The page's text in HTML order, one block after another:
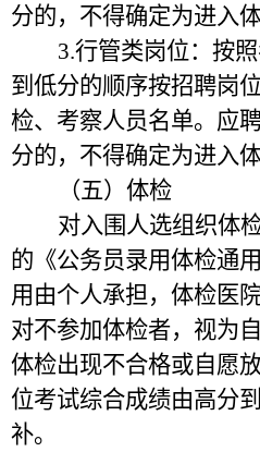
分的，不得确定为进入
3.行管类岗位：按
到低分的顺序按招聘岗
检、考察人员名单。应
分的，不得确定为进入
（五）体检
对入围人选组织体
的《公务员录用体检通
用由个人承担，体检医
对不参加体检者，视为
体检出现不合格或自愿
位考试综合成绩由高分
补。